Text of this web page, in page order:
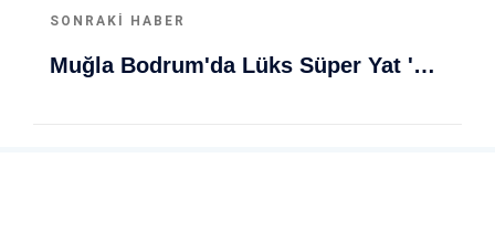
SONRAKI HABER
Muğla Bodrum'da Lüks Süper Yat 'Golden Odyssey' Demirledi